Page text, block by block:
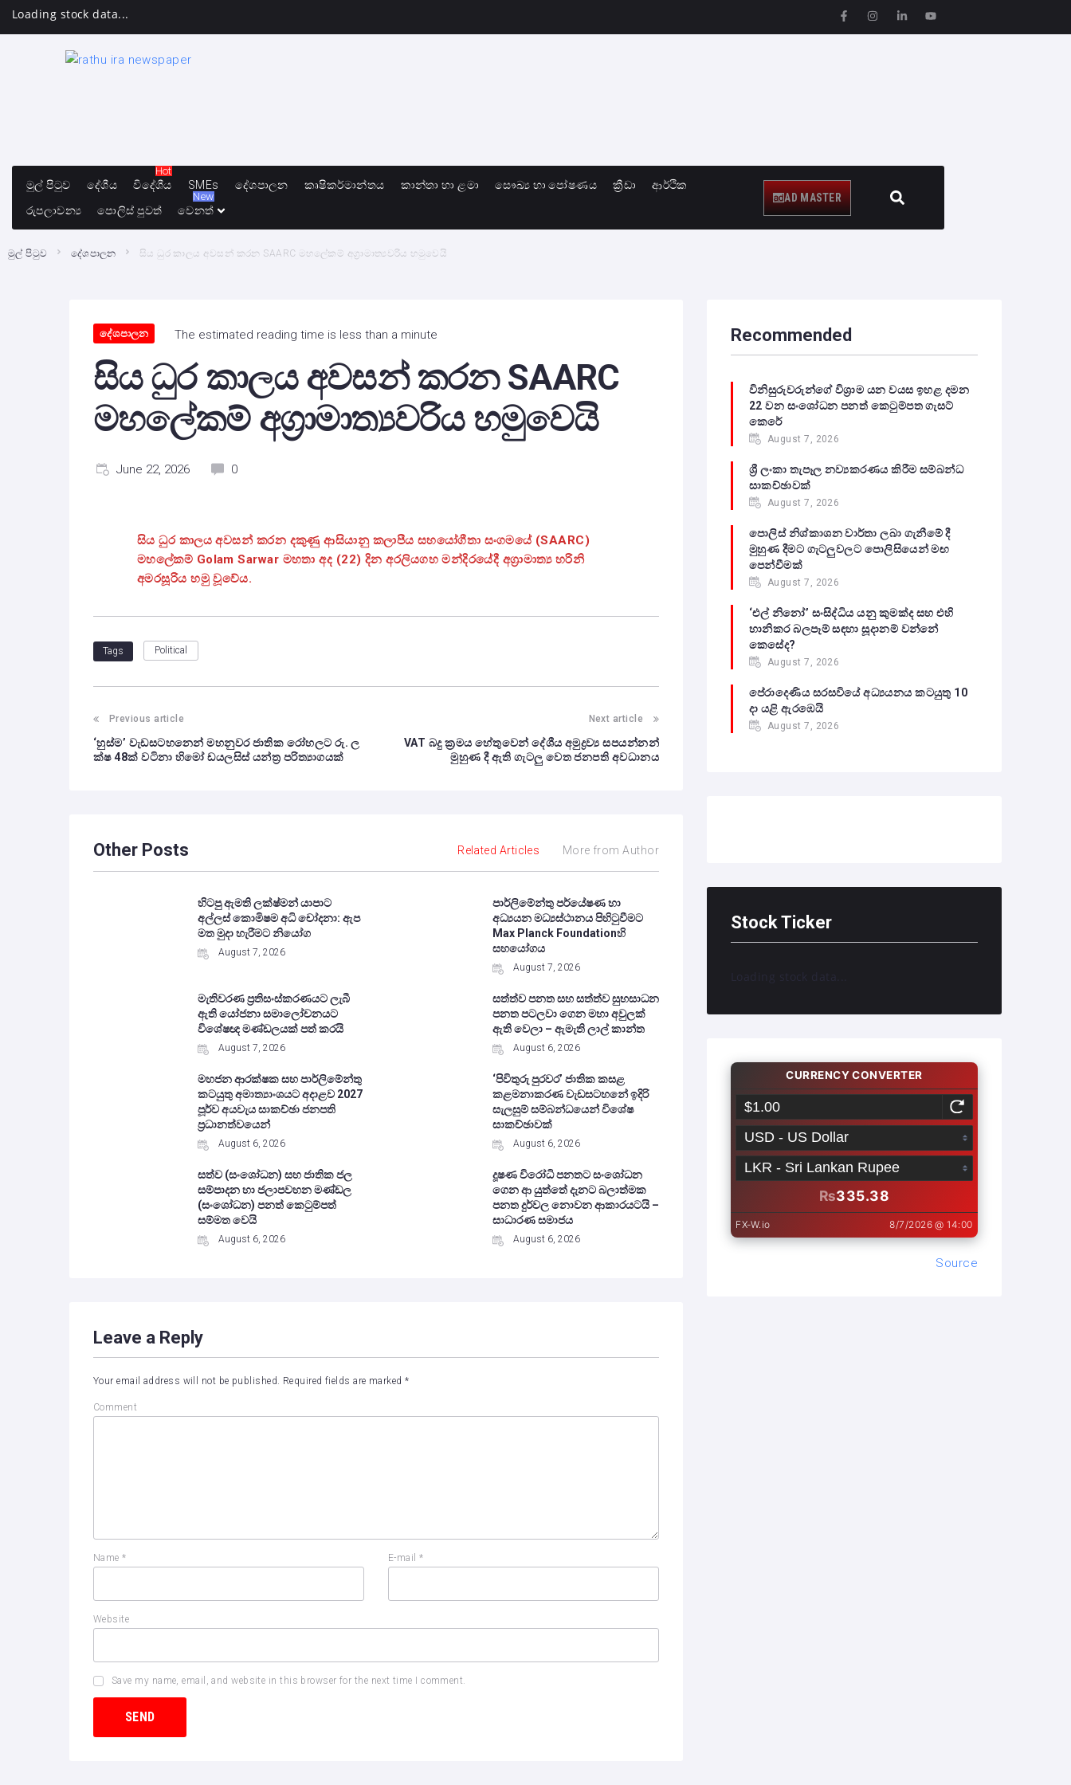
Loading stock data...
මුල් පිටුව දේශීය විදේශීය
Hot
SMEs
දේශපාලන කෘෂිකර්මාන්තය කාන්තා හා ළමා සෞඛ්‍ය හා පෝෂණය ක්‍රීඩා
ආර්ථික
රුපලාවන්‍ය
පොලිස් පුවත් වෙනත්
New AD MASTER
මුල් පිටුව දේශපාලන සිය ධුර කාලය අවසන් කරන SAARC මහලේකම් අග්‍රාමාත්‍යවරිය හමුවෙයි
දේශපාලන The estimated reading time is less than a minute
සිය ධුර කාලය අවසන් කරන SAARC
මහලේකම් අග්‍රාමාත්‍යවරිය හමුවෙයි
June 22, 2026 0
සිය ධුර කාලය අවසන් කරන දකුණු ආසියානු කලාපීය සහයෝගීතා සංගමයේ (SAARC)
මහලේකම් Golam Sarwar මහතා අද (22) දින අරලියගහ මන්දිරයේදී අග්‍රාමාත්‍ය හරිනි
අමරසූරිය හමු වූවේය.
Tags Political
Previous article
‘හුස්ම’ වැඩසටහනෙන් මහනුවර ජාතික රෝහලට රු. ල
ක්ෂ 48ක් වටිනා හිමෝ ඩයලසිස් යන්ත්‍ර පරිත්‍යාගයක්
Next article
VAT බදු ක්‍රමය හේතුවෙන් දේශීය අමුද්‍රව්‍ය සපයන්නන්
මුහුණ දී ඇති ගැටලු වෙත ජනපති අවධානය
Other Posts Related Articles More from Author
හිටපු ඇමති ලක්ෂ්මන් යාපාට
අල්ලස් කොමිෂම අධි චෝදනා: ඇප
මත මුදා හැරීමට නියෝග
August 7, 2026
පාර්ලිමේන්තු පර්යේෂණ හා
අධ්‍යයන මධ්‍යස්ථානය පිහිටුවීමට
Max Planck Foundationහි
සහයෝගය
August 7, 2026
මැතිවරණ ප්‍රතිසංස්කරණයට ලැබී
ඇති යෝජනා සමාලෝචනයට
විශේෂඥ මණ්ඩලයක් පත් කරයි
August 7, 2026
සත්ත්ව පනත සහ සත්ත්ව සුභසාධන
පනත පටලවා ගෙන මහා අවුලක්
ඇති වෙලා – ඇමැති ලාල් කාන්ත
August 6, 2026
මහජන ආරක්ෂක සහ පාර්ලිමේන්තු
කටයුතු අමාත්‍යාංශයට අදාළව 2027
පූර්ව අයවැය සාකච්ඡා ජනපති
ප්‍රධානත්වයෙන්
August 6, 2026
‘පිවිතුරු පුරවර’ ජාතික කසළ
කළමනාකරණ වැඩසටහනේ ඉදිරි
සැලසුම් සම්බන්ධයෙන් විශේෂ
සාකච්ඡාවක්
August 6, 2026
සත්ව (සංශෝධන) සහ ජාතික ජල
සම්පාදන හා ජලාපවහන මණ්ඩල
(සංශෝධන) පනත් කෙටුම්පත්
සම්මත වෙයි
August 6, 2026
දූෂණ විරෝධි පනතට සංශෝධන
ගෙන ආ යුත්තේ දැනට බලාත්මක
පනත දුර්වල නොවන ආකාරයටයි –
සාධාරණ සමාජය
August 6, 2026
Leave a Reply
Your email address will not be published. Required fields are marked*
Comment
Name* E-mail*
Website
Save my name, email, and website in this browser for the next time I comment.
Recommended
විනිසුරුවරුන්ගේ විශ්‍රාම යන වයස ඉහළ දමන
22 වන සංශෝධන පනත් කෙටුම්පත ගැසට්
කෙරේ
August 7, 2026
ශ්‍රී ලංකා තැපෑල නව්‍යකරණය කිරීම සම්බන්ධ
සාකච්ඡාවක්
August 7, 2026
පොලිස් නිශ්කාශන වාර්තා ලබා ගැනීමේ දී
මුහුණ දීමට ගැටලුවලට පොලිසියෙන් මඟ
පෙන්වීමක්
August 7, 2026
‘එල් නිනෝ’ සංසිද්ධිය යනු කුමක්ද සහ එහි
හානිකර බලපෑම් සඳහා සූදානම් වන්නේ
කෙසේද?
August 7, 2026
පේරාදෙණිය සරසවියේ අධ්‍යයනය කටයුතු 10
දා යළි ඇරඹෙයි
August 7, 2026
Stock Ticker
Loading stock data...
Source